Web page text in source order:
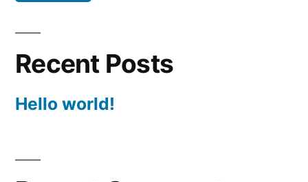
Recent Posts
Hello world!